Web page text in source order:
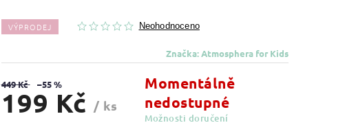
VÝPRODEJ Neohodnoceno
Značka:Atmosphera for Kids
449 Kč –55 %
199 Kč / ks
Momentálně
nedostupné
Možnosti doručení